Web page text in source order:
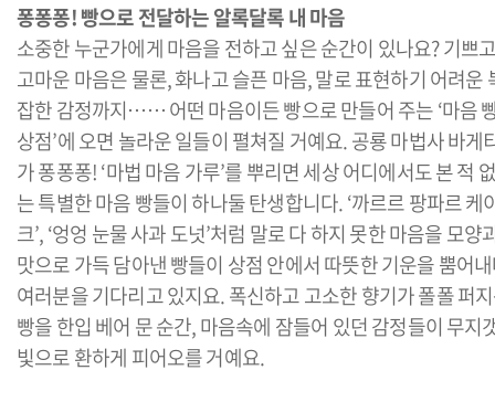
퐁퐁퐁! 빵으로 전달하는 알록달록 내 마음
소중한 누군가에게 마음을 전하고 싶은 순간이 있나요? 기쁘
고마운 마음은 물론, 화나고 슬픈 마음, 말로 표현하기 어려운
잡한 감정까지…… 어떤 마음이든 빵으로 만들어 주는 ‘마음
상점’에 오면 놀라운 일들이 펼쳐질 거예요. 공룡 마법사 바게
가 퐁퐁퐁! ‘마법 마음 가루’를 뿌리면 세상 어디에서도 본 적
는 특별한 마음 빵들이 하나둘 탄생합니다. ‘까르르 팡파르 케
크’, ‘엉엉 눈물 사과 도넛’처럼 말로 다 하지 못한 마음을 모양
맛으로 가득 담아낸 빵들이 상점 안에서 따뜻한 기운을 뿜어
여러분을 기다리고 있지요. 폭신하고 고소한 향기가 폴폴 퍼
빵을 한입 베어 문 순간, 마음속에 잠들어 있던 감정들이 무지
빛으로 환하게 피어오를 거예요.